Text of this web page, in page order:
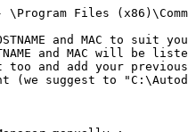
Files
and MAC to
and MAC will be
too and add your
(we suggest to